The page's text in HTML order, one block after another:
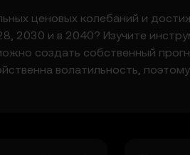
ценовых колебаний и
2030 и в 2040? Изучите
создать собственный
волатильность,